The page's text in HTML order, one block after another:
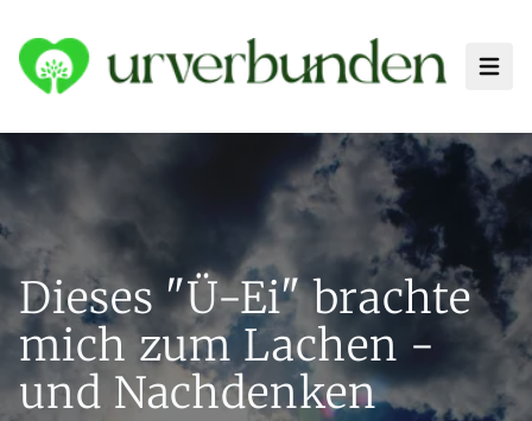
Dieses "Ü-Ei" brachte
mich zum Lachen -
und Nachdenken